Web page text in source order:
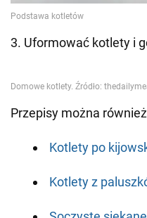
3. Uformować kotlety i
Przepisy można
Kotlety po
Kotlety z